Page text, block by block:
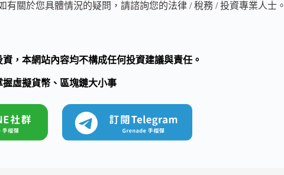
關於您具體情況的疑問，請諮詢您的法律 / 稅務 / 投資專業人士。
，本網站內容均不構成任何投資建議與責任。
握虛擬貨幣、區塊鏈大小事